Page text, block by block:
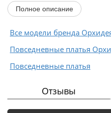
Полное описание
Все модели бренда
Повседневные платья
Повседневные платья
Отзывы